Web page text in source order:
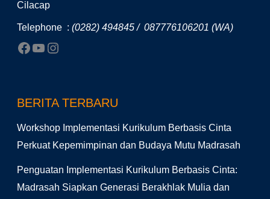
Cilacap
Telephone : (0282) 494845 / 087776106201 (WA)
BERITA TERBARU
Workshop Implementasi Kurikulum Berbasis Cinta
Perkuat Kepemimpinan dan Budaya Mutu Madrasah
Penguatan Implementasi Kurikulum Berbasis Cinta:
Madrasah Siapkan Generasi Berakhlak Mulia dan